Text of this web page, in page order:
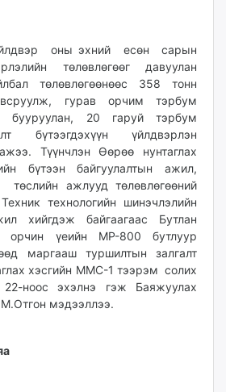
оны эхний есөн сарын
төлөвлөгөөг давуулан
төлөвлөгөөнөөс 358 тонн
гурав орчим тэрбум
бууруулан, 20 гаруй тэрбум
бүтээгдэхүүн үйлдвэрлэн
Түүнчлэн Өөрөө нунтаглах
бүтээн байгуулалтын ажил,
төслийн ажлууд төлөвлөгөөний
технологийн шинэчлэлийн
хийгдэж байгаагаас Бутлан
орчин үеийн МР-800 бутлуур
маргааш туршилтын залгалт
хэсгийн ММС-1 тээрэм солих
ноос эхэлнэ гэж Баяжуулах
мэдээллээ.